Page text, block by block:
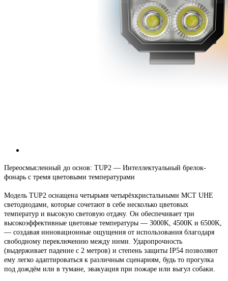
Переосмысленный до основ: TUP2 — Интеллектуальный брелок-
фонарь с тремя цветовыми температурами
Модель TUP2 оснащена четырьмя четырёхкристальными MCT UHE
светодиодами, которые сочетают в себе несколько цветовых
температур и высокую световую отдачу. Он обеспечивает три
высокоэффективные цветовые температуры — 3000K, 4500K и 6500K,
— создавая инновационные ощущения от использования благодаря
свободному переключению между ними. Ударопрочность
(выдерживает падение с 2 метров) и степень защиты IP54 позволяют
ему легко адаптироваться к различным сценариям, будь то прогулка
под дождём или в тумане, эвакуация при пожаре или выгул собаки.